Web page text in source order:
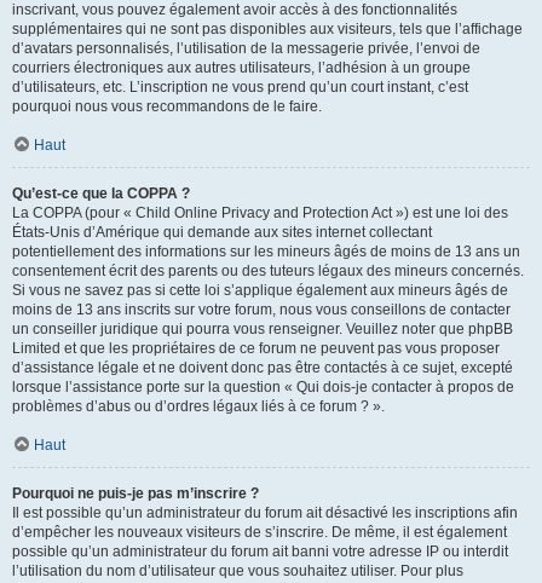
inscrivant, vous pouvez également avoir accès à des fonctionnalités
supplémentaires qui ne sont pas disponibles aux visiteurs, tels que l’affichage
d’avatars personnalisés, l’utilisation de la messagerie privée, l’envoi de
courriers électroniques aux autres utilisateurs, l’adhésion à un groupe
d’utilisateurs, etc. L’inscription ne vous prend qu’un court instant, c’est
pourquoi nous vous recommandons de le faire.
Haut
Qu’est-ce que la COPPA ?
La COPPA (pour « Child Online Privacy and Protection Act ») est une loi des
États-Unis d’Amérique qui demande aux sites internet collectant
potentiellement des informations sur les mineurs âgés de moins de 13 ans un
consentement écrit des parents ou des tuteurs légaux des mineurs concernés.
Si vous ne savez pas si cette loi s’applique également aux mineurs âgés de
moins de 13 ans inscrits sur votre forum, nous vous conseillons de contacter
un conseiller juridique qui pourra vous renseigner. Veuillez noter que phpBB
Limited et que les propriétaires de ce forum ne peuvent pas vous proposer
d’assistance légale et ne doivent donc pas être contactés à ce sujet, excepté
lorsque l’assistance porte sur la question « Qui dois-je contacter à propos de
problèmes d’abus ou d’ordres légaux liés à ce forum ? ».
Haut
Pourquoi ne puis-je pas m’inscrire ?
Il est possible qu’un administrateur du forum ait désactivé les inscriptions afin
d’empêcher les nouveaux visiteurs de s’inscrire. De même, il est également
possible qu’un administrateur du forum ait banni votre adresse IP ou interdit
l’utilisation du nom d’utilisateur que vous souhaitez utiliser. Pour plus